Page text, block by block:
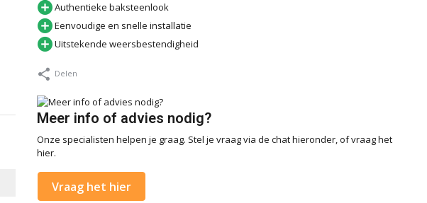
Authentieke baksteenlook
Eenvoudige en snelle installatie
Uitstekende weersbestendigheid
Delen
Meer info of advies nodig?
Onze specialisten helpen je graag. Stel je vraag via de chat hieronder, of vraag het
hier.
Vraag het hier